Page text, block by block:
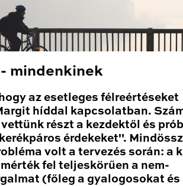
mindenkinek
az esetleges félreértéseket
híddal kapcsolatban.
részt a kezdektől és
érdekeket".
volt a tervezés során: a
fel teljeskörűen a nem-
(főleg a gyalogosokat és